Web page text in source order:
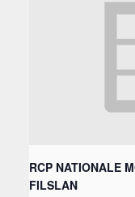
RCP NATIONALE
FILSLAN